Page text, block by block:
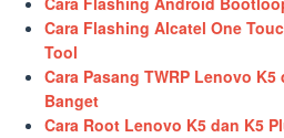
Cara Flashing Alcatel One
Tool
Cara Pasang TWRP Lenovo
Banget
Cara Root Lenovo K5 dan K5